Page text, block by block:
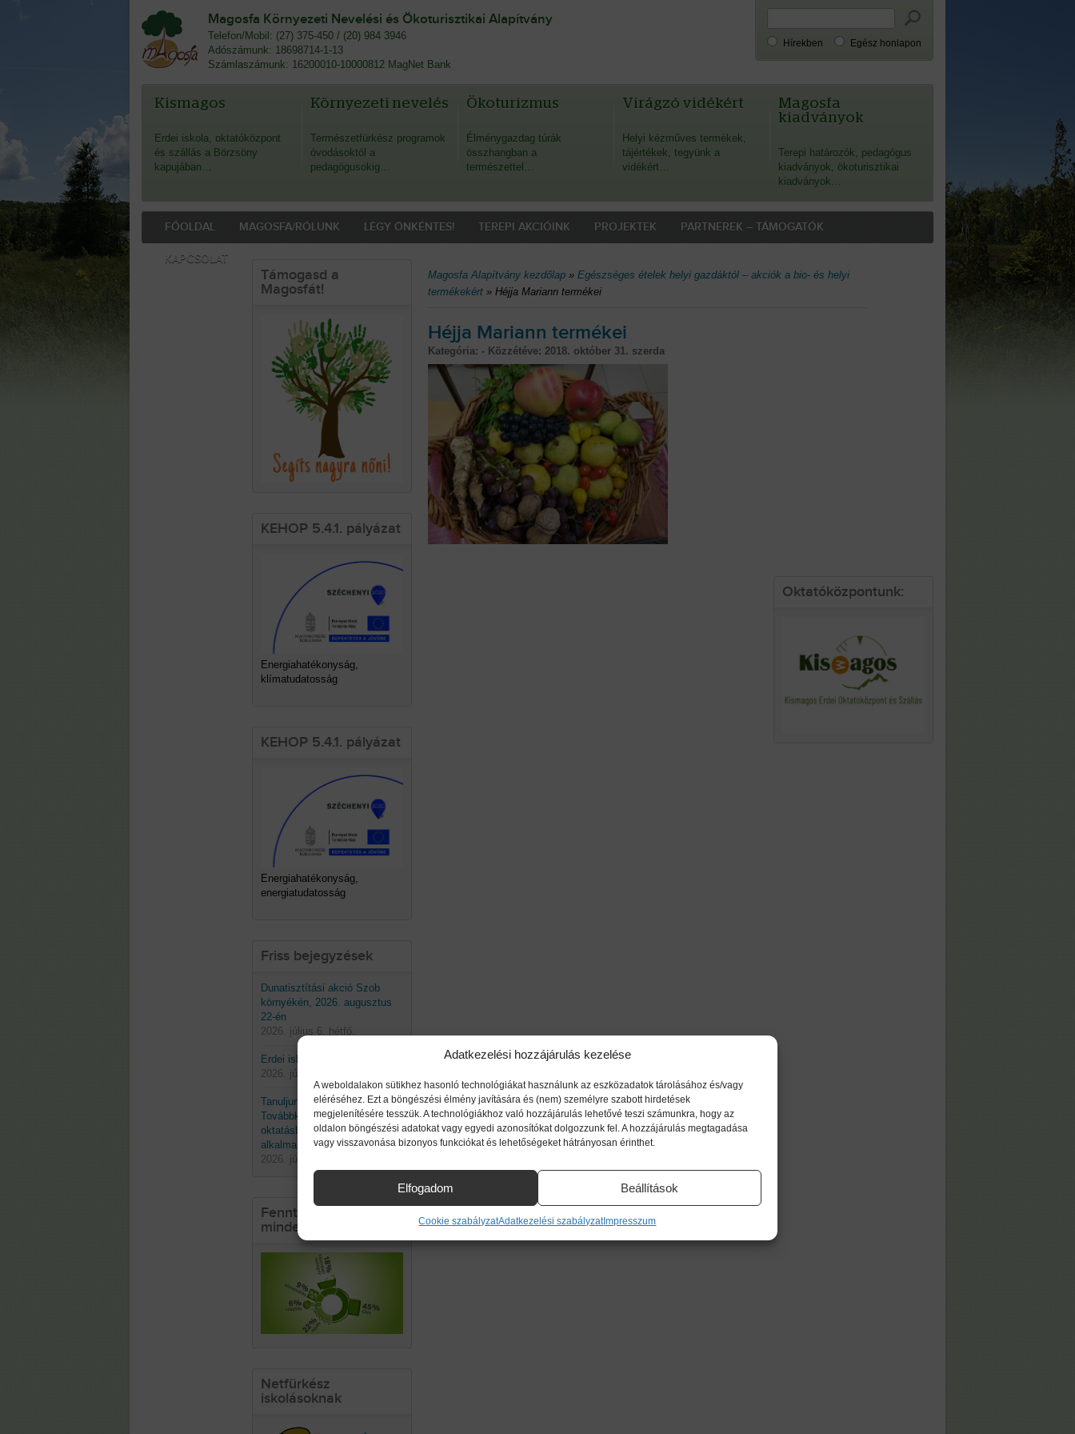
Adatkezelési hozzájárulás kezelése
A weboldalakon sütikhez hasonló technológiákat használunk az eszközadatok tárolásához és/vagy
eléréséhez. Ezt a böngészési élmény javítására és (nem) személyre szabott hirdetések
megjelenítésére tesszük. A technológiákhoz való hozzájárulás lehetővé teszi számunkra, hogy az
oldalon böngészési adatokat vagy egyedi azonosítókat dolgozzunk fel. A hozzájárulás megtagadása
vagy visszavonása bizonyos funkciókat és lehetőségeket hátrányosan érinthet.
Elfogadom Beállítások
Cookie szabályzatAdatkezelési szabályzatImpresszum
Magosfa Környezeti Nevelési és Ökoturisztikai Alapítvány
Telefon/Mobil: (27) 375-450 / (20) 984 3946
Adószámunk: 18698714-1-13
Számlaszámunk: 16200010-10000812 MagNet Bank
Hírekben Egész honlapon
Kismagos
Erdei iskola, oktatóközpont
és szállás a Börzsöny
kapujában…
Környezeti nevelés
Természetfürkész programok
óvodásoktól a
pedagógusokig…
Ökoturizmus
Élménygazdag túrák
összhangban a
természettel…
Virágzó vidékért
Helyi kézműves termékek,
tájértékek, tegyünk a
vidékért…
Magosfa
kiadványok
Terepi határozók, pedagógus
kiadványok, ökoturisztikai
kiadványok…
FŐOLDAL MAGOSFA/RÓLUNK LÉGY ÖNKÉNTES! TEREPI AKCIÓINK PROJEKTEK PARTNEREK – TÁMOGATÓK
KAPCSOLAT
Támogasd a
Magosfát!
KEHOP 5.4.1. pályázat
Energiahatékonyság,
klímatudatosság
KEHOP 5.4.1. pályázat
Energiahatékonyság,
energiatudatosság
Friss bejegyzések
Dunatisztítási akció Szob
környékén, 2026. augusztus
22-én
2026. július 6. hétfő.
Erdei iskolák 2026 tavaszán
2026. június 29. hétfő.
Tanuljunk a természettől!
Továbbképzés a biomimikri
oktatásban való
alkalmazásáról
2026. június 19. péntek.
Fenntarthatóság a
mindennapokban
Netfürkész
iskolásoknak
Magosfa Alapítvány kezdőlap » Egészséges ételek helyi gazdáktól – akciók a bio- és helyi
termékekért » Héjja Mariann termékei
Héjja Mariann termékei
Kategória: - Közzétéve: 2018. október 31. szerda
Oktatóközpontunk: